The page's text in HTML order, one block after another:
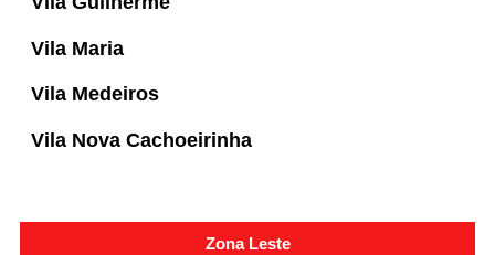
Vila Maria
Vila Medeiros
Vila Nova Cachoeirinha
Zona Leste